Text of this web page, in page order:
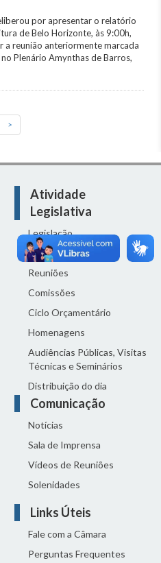
por apresentar o relatório
de Belo Horizonte, às 9:00h,
reunião anteriormente marcada
Plenário Amynthas de Barros,
>
Atividade
Legislativa
Legislação
Proposições
Reuniões
Comissões
Ciclo Orçamentário
Homenagens
Audiências Públicas, Visitas
Técnicas e Seminários
Distribuição do dia
Comunicação
Notícias
Sala de Imprensa
Vídeos de Reuniões
Solenidades
Links Úteis
Fale com a Câmara
Perguntas Frequentes